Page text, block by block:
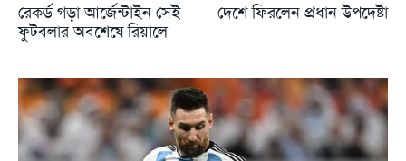
রেকর্ড গড়া আর্জেন্টাইন সেই
ফুটবলার অবশেষে রিয়ালে
দেশে ফিরলেন প্রধান উপদেষ্টা